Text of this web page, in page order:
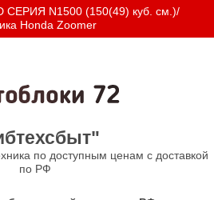
СЕРИЯ N1500 (150(49) куб. см.)/
Honda Zoomer
по доступным ценам с доставкой
по РФ